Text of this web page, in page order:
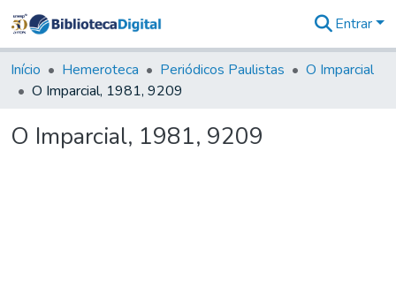
&
Coleções
Tudo na
Digital
Entrar
Início Hemeroteca Periódicos Paulistas
O Imparcial
O Imparcial, 1981, 9209
O Imparcial, 1981, 9209